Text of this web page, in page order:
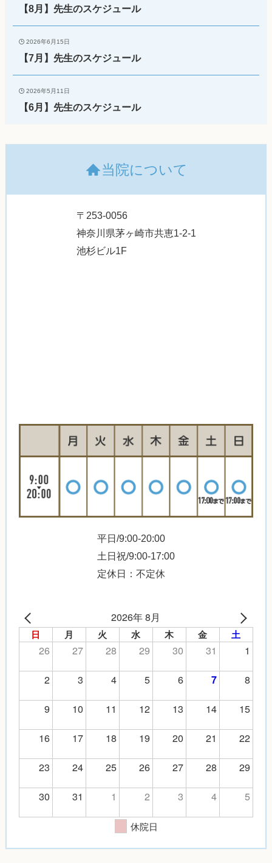
【8月】先生のスケジュール
2026年6月15日
【7月】先生のスケジュール
2026年5月11日
【6月】先生のスケジュール
当院について
〒253-0056
神奈川県茅ヶ崎市共恵1-2-1
池杉ビル1F
平日/9:00-20:00
土日祝/9:00-17:00
定休日：不定休
2026年 8月
日 月 火 水 木 金 土
26 27 28 29 30 31
1
2
3 4 5 6 7
8
9
10 11 12 13 14
15
16
17 18 19 20 21
22
23
24 25 26 27 28
29
30
31 1 2 3 4 5
休院日